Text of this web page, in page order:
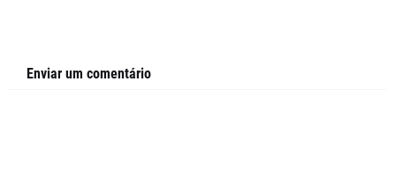
Enviar um comentário